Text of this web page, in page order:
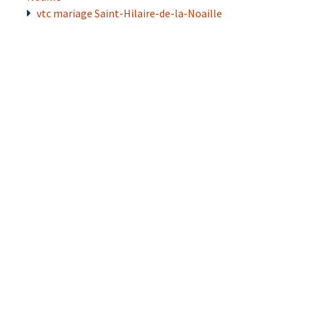
vtc mariage Saint-Hilaire-de-la-Noaille